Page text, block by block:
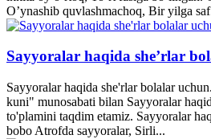
O’ynashib quvlashmachoq, Bir yilga
Sayyoralar haqida she’rlar
Sayyoralar haqida she'rlar bolalar
kuni" munosabati bilan Sayyoralar
to'plamini taqdim etamiz. Sayyoralar
bobo Atrofda sayyoralar, Sirli...